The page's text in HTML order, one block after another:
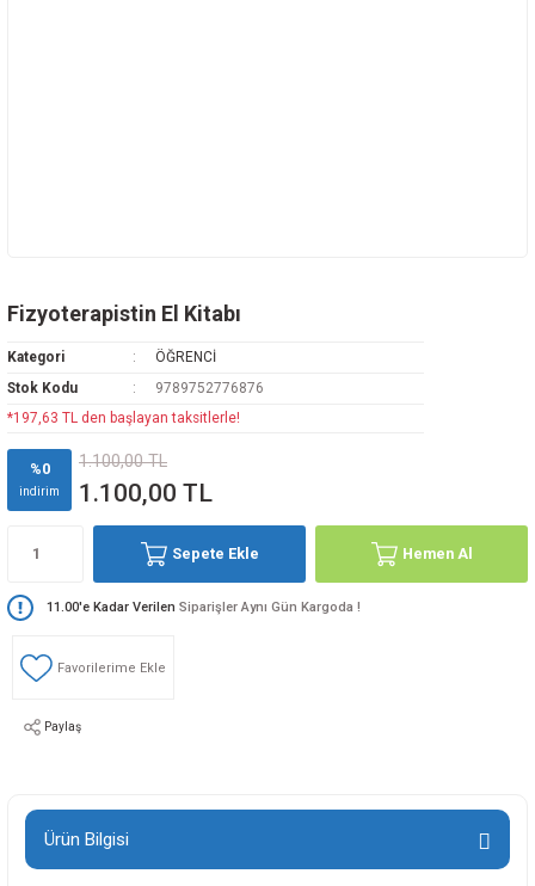
Fizyoterapistin El Kitabı
Kategori
ÖĞRENCİ
Stok Kodu
9789752776876
*197,63 TL den başlayan taksitlerle!
%0
indirim
1.100,00 TL
1.100,00 TL
Sepete Ekle Hemen Al
11.00'e Kadar Verilen Siparişler Aynı Gün Kargoda !
Paylaş
Ürün Bilgisi